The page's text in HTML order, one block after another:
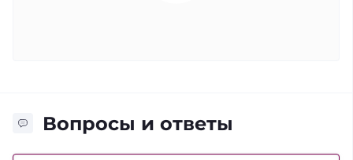
Вопросы и ответы